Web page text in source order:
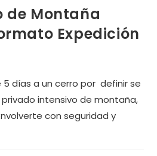
de Montaña
Expedición
5 días a un cerro por definir se
intensivo de montaña,
con seguridad y